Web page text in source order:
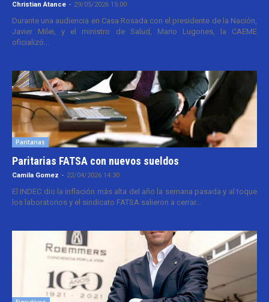
Christian Atance - 29/05/2026 15:00
Durante una audiencia en Casa Rosada con el presidente de la Nación,
Javier Milei, y el ministro de Salud, Mario Lugones, la CAEME
oficializó...
Paritarias
Paritarias FATSA con nuevos sueldos
Camila Gomez - 22/04/2026 14:30
El INDEC dio la inflación más alta del año la semana pasada y al toque
los laboratorios y el sindicato FATSA salieron a cerrar...